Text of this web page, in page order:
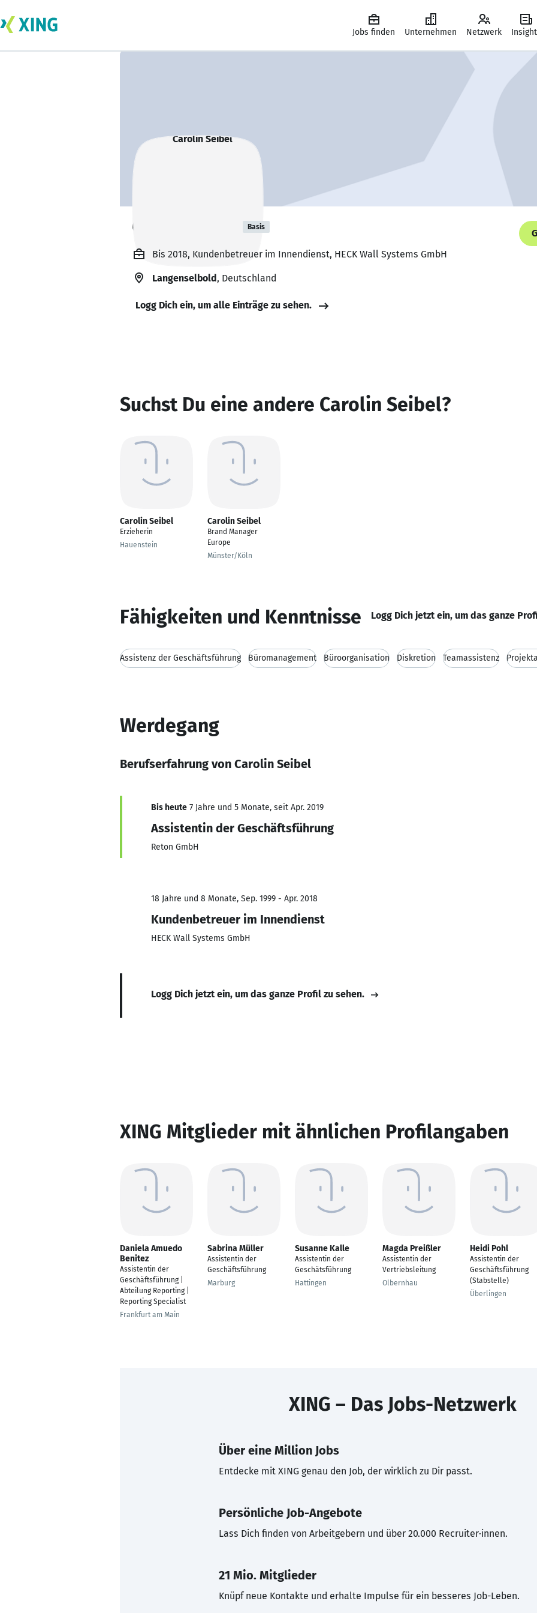
Jobs finden Unternehmen Netzwerk
Carolin Seibel Basis
Bis 2018, Kundenbetreuer im Innendienst, HECK Wall Systems GmbH
Langenselbold, Deutschland
Logg Dich ein, um alle Einträge zu sehen.
Suchst Du eine andere Carolin Seibel?
Carolin Seibel
Erzieherin
Hauenstein
Carolin Seibel
Brand Manager
Europe
Münster/Köln
Fähigkeiten und Kenntnisse Logg Dich jetzt ein, um das ganze
Assistenz der Geschäftsführung Büromanagement Büroorganisation Diskretion Teamassistenz
Werdegang
Berufserfahrung von Carolin Seibel
Bis heute 7 Jahre und 5 Monate, seit Apr. 2019
Assistentin der Geschäftsführung
Reton GmbH
18 Jahre und 8 Monate, Sep. 1999 - Apr. 2018
Kundenbetreuer im Innendienst
HECK Wall Systems GmbH
Logg Dich jetzt ein, um das ganze Profil zu sehen.
XING Mitglieder mit ähnlichen Profilangaben
Daniela Amuedo
Benitez
Assistentin der
Geschäftsführung |
Abteilung Reporting |
Reporting Specialist
Frankfurt am Main
Sabrina Müller
Assistentin der
Geschäftsführung
Marburg
Susanne Kalle
Assistentin der
Geschätsführung
Hattingen
Magda Preißler
Assistentin der
Vertriebsleitung
Olbernhau
Heidi Pohl
Assistentin der
Geschäftsführung
(Stabstelle)
Überlingen
XING – Das Jobs-Netzwerk
Über eine Million Jobs
Entdecke mit XING genau den Job, der wirklich zu Dir passt.
Persönliche Job-Angebote
Lass Dich finden von Arbeitgebern und über 20.000 Recruiter·innen.
21 Mio. Mitglieder
Knüpf neue Kontakte und erhalte Impulse für ein besseres Job-Leben.